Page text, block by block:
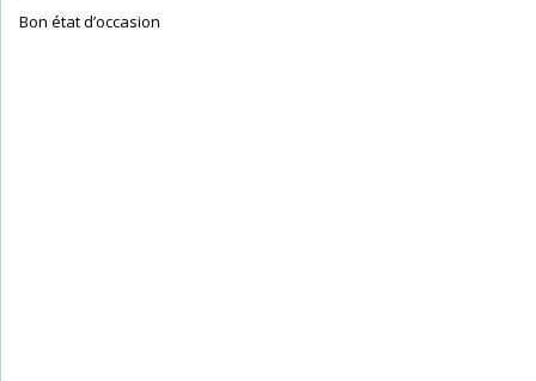
‎ Bon état d’occasion ‎